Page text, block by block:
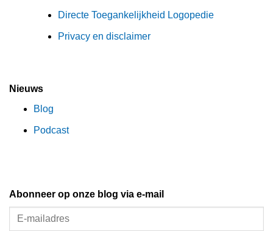
Directe Toegankelijkheid Logopedie
Privacy en disclaimer
Nieuws
Blog
Podcast
Abonneer op onze blog via e-mail